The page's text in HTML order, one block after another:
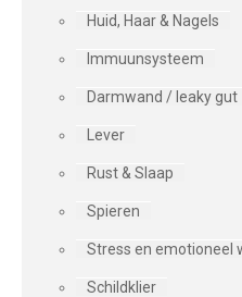
Huid, Haar & Nagels
Immuunsysteem
Darmwand / leaky gut
Lever
Rust & Slaap
Spieren
Stress en emotioneel
Schildklier